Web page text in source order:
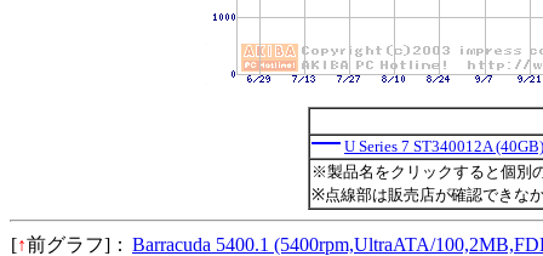
U Series 7 ST340012A (40GB)
※製品名をクリックすると個別
※点線部は販売店が確認できな
[↑前グラフ]： Barracuda 5400.1 (5400rpm,UltraATA/